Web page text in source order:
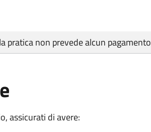
pratica non prevede alcun pagamento
assicurati di avere: